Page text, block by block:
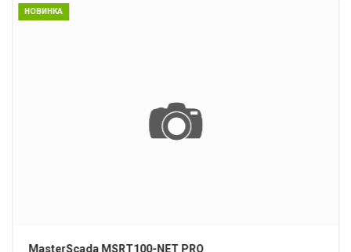
НОВИНКА
ПОДРОБНЕЕ
MasterScada MSRT100-NET PRO